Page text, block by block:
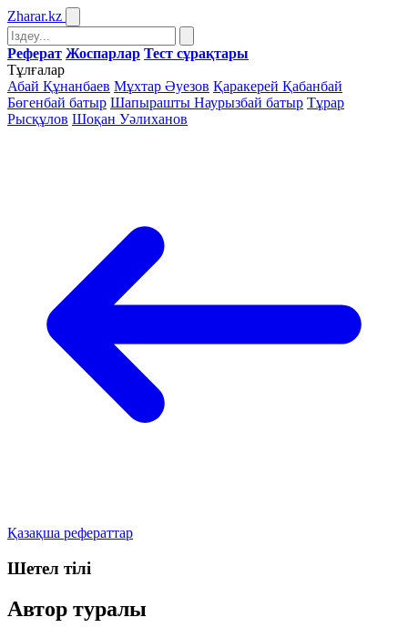
Zharar.kz
Реферат Жоспарлар Тест сұрақтары
Тұлғалар
Абай Құнанбаев Мұхтар Әуезов Қаракерей Қабанбай
Бөгенбай батыр Шапырашты Наурызбай батыр Тұрар
Рысқұлов Шоқан Уәлиханов
Қазақша рефераттар
Шетел тілі
Автор туралы